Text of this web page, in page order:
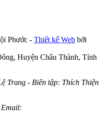
Phước - Thiết kế Web bởi
Huyện Châu Thành, Tỉnh
Trang - Biên tập: Thích Thiện